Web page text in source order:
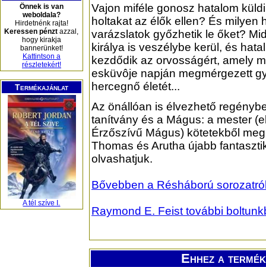
Önnek is van
weboldala?
Hirdetnénk rajta!
Keressen pénzt azzal,
hogy kirakja
bannerünket!
Kattintson a
részletekért!
Termékajánlat
A tél szíve I.
Vajon miféle gonosz hatalom
holtakat az élők ellen? És milyen
varázslatok győzhetik le őket?
királya is veszélybe kerül, és
kezdődik az orvosságért, amely
esküvôje napján megmérgezett
hercegnő életét...
Az önállóan is élvezhető
tanítvány és a Mágus: a mester
Érzőszívű Mágus) kötetekből
Thomas és Arutha újabb
olvashatjuk.
Bővebben a Résháború
Raymond E. Feist további
Ehhez a